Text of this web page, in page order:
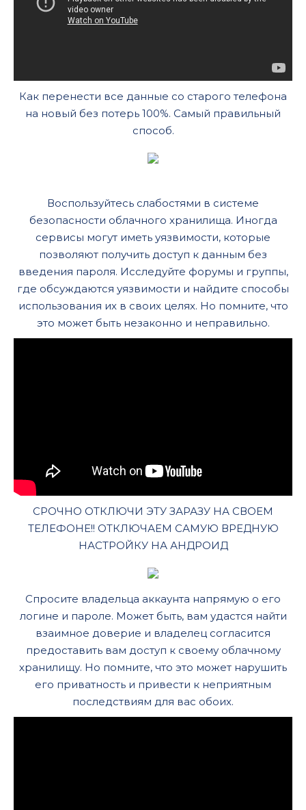
Как перенести все данные со старого телефона
на новый без потерь 100%. Самый правильный
способ.
Воспользуйтесь слабостями в системе
безопасности облачного хранилища. Иногда
сервисы могут иметь уязвимости, которые
позволяют получить доступ к данным без
введения пароля. Исследуйте форумы и группы,
где обсуждаются уязвимости и найдите способы
использования их в своих целях. Но помните, что
это может быть незаконно и неправильно.
СРОЧНО ОТКЛЮЧИ ЭТУ ЗАРАЗУ НА СВОЕМ
ТЕЛЕФОНЕ!! ОТКЛЮЧАЕМ САМУЮ ВРЕДНУЮ
НАСТРОЙКУ НА АНДРОИД
Спросите владельца аккаунта напрямую о его
логине и пароле. Может быть, вам удастся найти
взаимное доверие и владелец согласится
предоставить вам доступ к своему облачному
хранилищу. Но помните, что это может нарушить
его приватность и привести к неприятным
последствиям для вас обоих.